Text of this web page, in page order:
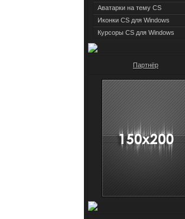
Аватарки на тему CS
Иконки CS для Windows
Курсоры CS для Windows
Партнёр